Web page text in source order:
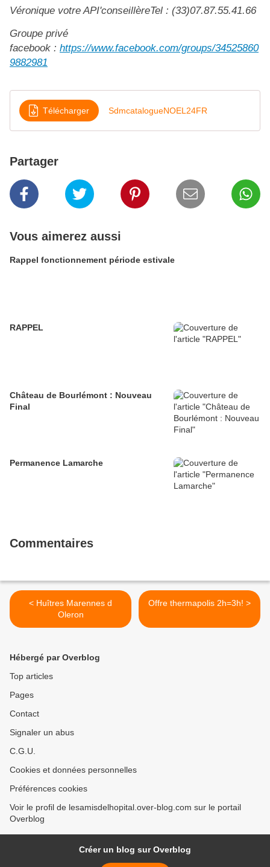
Véronique votre API'conseillèreTel : (33)07.87.55.41.66
Groupe privé
facebook : https://www.facebook.com/groups/34525860
9882981
Télécharger SdmcatalogueNOEL24FR
Partager
Vous aimerez aussi
Rappel fonctionnement période estivale
RAPPEL
Château de Bourlémont : Nouveau
Final
Permanence Lamarche
Commentaires
< Huîtres Marennes d
Oleron
Offre thermapolis 2h=3h! >
Hébergé par Overblog
Top articles
Pages
Contact
Signaler un abus
C.G.U.
Cookies et données personnelles
Préférences cookies
Voir le profil de lesamisdelhopital.over-blog.com sur le portail
Overblog
Créer un blog sur Overblog